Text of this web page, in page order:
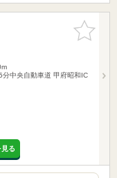
お気に入
りに追加
中央自動車道 甲府昭和IC
る